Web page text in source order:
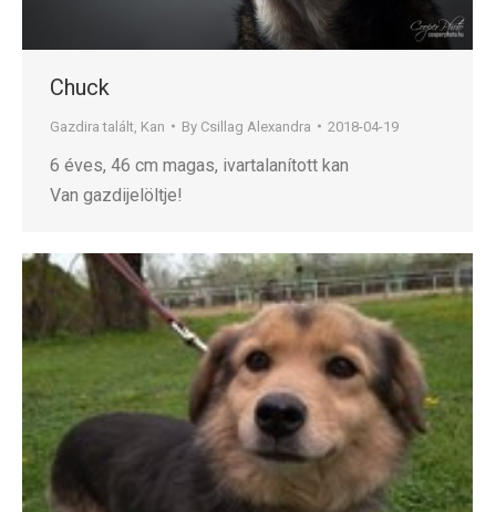
Chuck
Gazdira talált Kan By Csillag Alexandra 2018-04-19
6 éves, 46 cm magas, ivartalanított kan
Van gazdijelöltje!